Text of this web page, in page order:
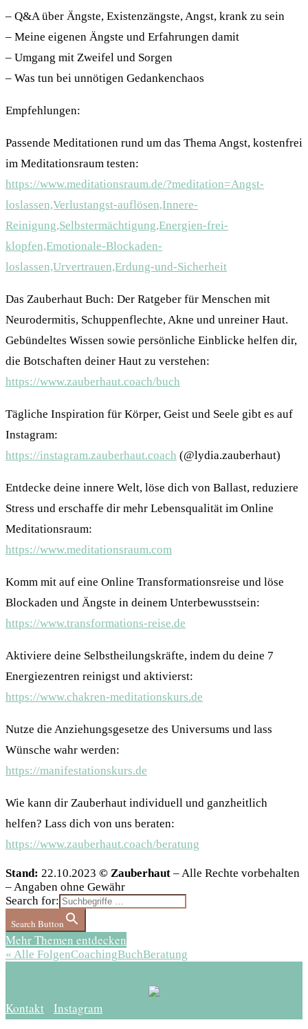
– Q&A über Ängste, Existenzängste, Angst, krank zu sein
– Meine eigenen Ängste und Erfahrungen damit
– Umgang mit Zweifel und Sorgen
– Was tun bei unnötigen Gedankenchaos
Empfehlungen:
Passende Meditationen rund um das Thema Angst, kostenfrei
im Meditationsraum testen:
https://www.meditationsraum.de/?meditation=Angst-
loslassen,Verlustangst-auflösen,Innere-
Reinigung,Selbstermächtigung,Energien-frei-
klopfen,Emotionale-Blockaden-
loslassen,Urvertrauen,Erdung-und-Sicherheit
Das Zauberhaut Buch: Der Ratgeber für Menschen mit
Neurodermitis, Schuppenflechte, Akne und unreiner Haut.
Gebündeltes Wissen sowie persönliche Einblicke helfen dir,
die Botschaften deiner Haut zu verstehen:
https://www.zauberhaut.coach/buch
Tägliche Inspiration für Körper, Geist und Seele gibt es auf
Instagram:
https://instagram.zauberhaut.coach (@lydia.zauberhaut)
Entdecke deine innere Welt, löse dich von Ballast, reduziere
Stress und erschaffe dir mehr Lebensqualität im Online
Meditationsraum:
https://www.meditationsraum.com
Komm mit auf eine Online Transformationsreise und löse
Blockaden und Ängste in deinem Unterbewusstsein:
https://www.transformations-reise.de
Aktiviere deine Selbstheilungskräfte, indem du deine 7
Energiezentren reinigst und aktivierst:
https://www.chakren-meditationskurs.de
Nutze die Anziehungsgesetze des Universums und lass
Wünsche wahr werden:
https://manifestationskurs.de
Wie kann dir Zauberhaut individuell und ganzheitlich
helfen? Lass dich von uns beraten:
https://www.zauberhaut.coach/beratung
Stand: 22.10.2023 © Zauberhaut – Alle Rechte vorbehalten
– Angaben ohne Gewähr
Search for:
Search Button
Mehr Themen entdecken
« Alle FolgenCoachingBuchBeratung
Kontakt Instagram